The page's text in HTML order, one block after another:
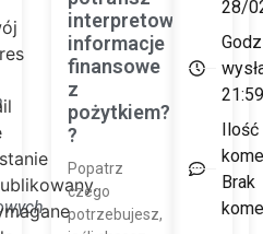
28/
21:59
Ilość
Brak
interpretować
informacje
finansowe
z
pożytkiem?
?
Popatrz
czego
potrzebujesz,